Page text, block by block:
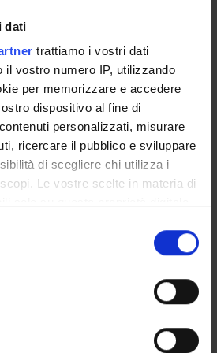
dati
trattiamo i vostri dati
il vostro numero IP, utilizzando
per memorizzare e accedere
dispositivo al fine di
personalizzati, misurare
ricercare il pubblico e sviluppare
di scegliere chi utilizza i
Le vostre scelte in materia di
proprio consenso in qualsiasi
sui cookie o facendo clic
sulla tua posizione
DI SERVIZIO
STUDENTI